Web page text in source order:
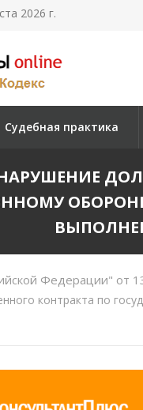
2026 г.
Судебная практика
НАРУШЕНИЕ
Федерации" от
контракта по